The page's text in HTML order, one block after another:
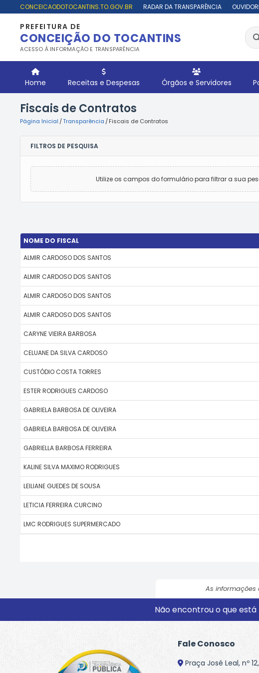
CONCEICAODOTOCANTINS.TO.GOV.BR RADAR DA TRANSPARÊNCIA
PREFEITURA DE
CONCEIÇÃO DO TOCANTINS
ACESSO À INFORMAÇÃO E TRANSPARÊNCIA
Home Receitas e Despesas Órgãos e Servidores
Fiscais de Contratos
Página Inicial /Transparência /Fiscais de Contratos
FILTROS DE PESQUISA
Utilize os campos do formulário para filtrar a sua
NOME DO FISCAL
ALMIR CARDOSO DOS SANTOS
ALMIR CARDOSO DOS SANTOS
ALMIR CARDOSO DOS SANTOS
ALMIR CARDOSO DOS SANTOS
CARYNE VIEIRA BARBOSA
CELUANE DA SILVA CARDOSO
CUSTÓDIO COSTA TORRES
ESTER RODRIGUES CARDOSO
GABRIELA BARBOSA DE OLIVEIRA
GABRIELA BARBOSA DE OLIVEIRA
GABRIELLA BARBOSA FERREIRA
KALINE SILVA MAXIMO RODRIGUES
LEILIANE GUEDES DE SOUSA
LETICIA FERREIRA CURCINO
LMC RODRIGUES SUPERMERCADO
As
Não encontrou o que
Fale Conosco
Praça José Leal, nº